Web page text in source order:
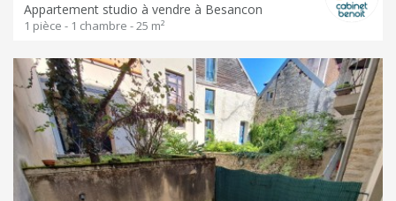
Appartement studio à vendre à Besancon
1 pièce - 1 chambre - 25 m²